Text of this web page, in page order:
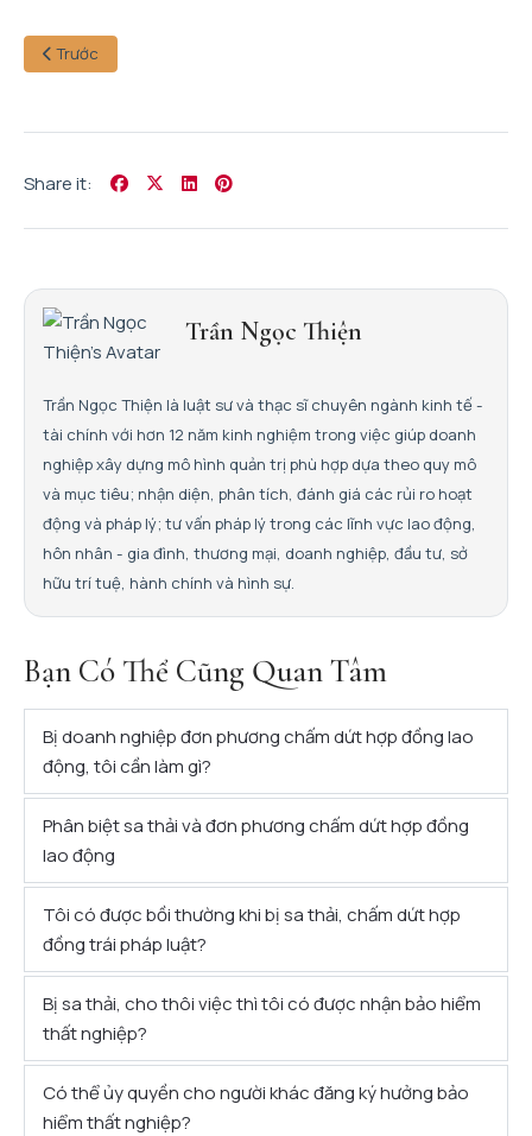
Trước
Share it:
Trần Ngọc Thiện
Trần Ngọc Thiện là luật sư và thạc sĩ chuyên ngành kinh tế -
tài chính với hơn 12 năm kinh nghiệm trong việc giúp doanh
nghiệp xây dựng mô hình quản trị phù hợp dựa theo quy mô
và mục tiêu; nhận diện, phân tích, đánh giá các rủi ro hoạt
động và pháp lý; tư vấn pháp lý trong các lĩnh vực lao động,
hôn nhân - gia đình, thương mại, doanh nghiệp, đầu tư, sở
hữu trí tuệ, hành chính và hình sự.
Bạn Có Thể Cũng Quan Tâm
Bị doanh nghiệp đơn phương chấm dứt hợp đồng lao
động, tôi cần làm gì?
Phân biệt sa thải và đơn phương chấm dứt hợp đồng
lao động
Tôi có được bồi thường khi bị sa thải, chấm dứt hợp
đồng trái pháp luật?
Bị sa thải, cho thôi việc thì tôi có được nhận bảo hiểm
thất nghiệp?
Có thể ủy quyền cho người khác đăng ký hưởng bảo
hiểm thất nghiệp?